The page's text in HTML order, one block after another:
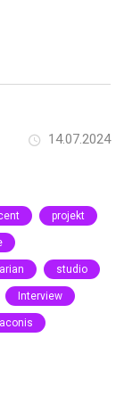
14.07.2024
projekt
studio
Interview